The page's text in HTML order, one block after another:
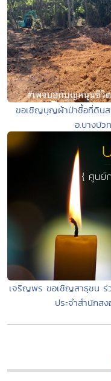
ขอเชิญบุญผ้าป่าซื้อที่ดินส
อ.บางบั
เจริญพร ขอเชิญสาธุชน ร่
ประจำสำนักส